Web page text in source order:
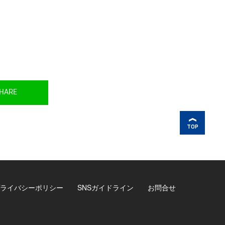
TOP
イバシーポリシー SNSガイドライン お問合せ